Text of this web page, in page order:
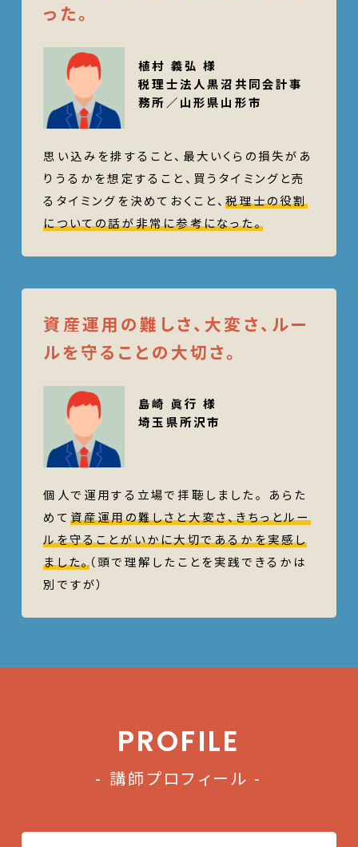
った。
植村 義弘 様
税理士法人黒沼共同会計事
務所／山形県山形市
思い込みを排すること、最大いくらの損失があ
りうるかを想定すること、買うタイミングと売
るタイミングを決めておくこと、税理士の役割
についての話が非常に参考になった。
資産運用の難しさ、大変さ、ルー
ルを守ることの大切さ。
島崎 眞行 様
埼玉県所沢市
個人で運用する立場で拝聴しました。 あらた
めて資産運用の難しさと大変さ、きちっとルー
ルを守ることがいかに大切であるかを実感し
ました。（頭で理解したことを実践できるかは
別ですが）
PROFILE
- 講師プロフィール -